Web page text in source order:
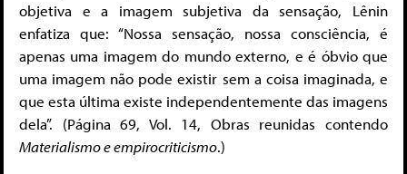
objetiva e a imagem subjetiva da sensação, Lênin
enfatiza que: “Nossa sensação, nossa consciência, é
apenas uma imagem do mundo externo, e é óbvio que
uma imagem não pode existir sem a coisa imaginada, e
que esta última existe independentemente das imagens
dela”. (Página 69, Vol. 14, Obras reunidas contendo
Materialismo e empirocriticismo.)